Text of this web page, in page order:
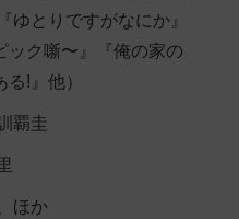
ゆとりですがなにか』
ック噺〜』『俺の家の
!』他）
覇圭
ほか